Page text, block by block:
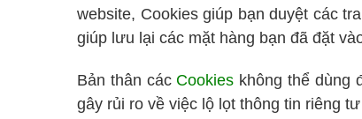
website, Cookies giúp bạn duyệt các
giúp lưu lại các mặt hàng bạn đã đặt
Bản thân các Cookies không thể dùng
gây rủi ro về việc lộ lọt thông tin riêng